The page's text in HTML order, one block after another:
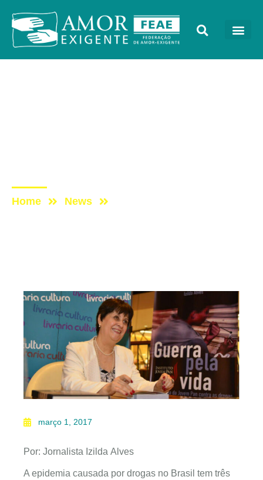
Home News
março 1, 2017
Por: Jornalista Izilda Alves
A epidemia causada por drogas no Brasil tem três